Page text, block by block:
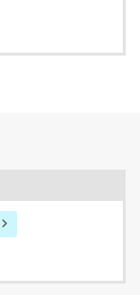
ることにより第三者と
を負わないものとしま